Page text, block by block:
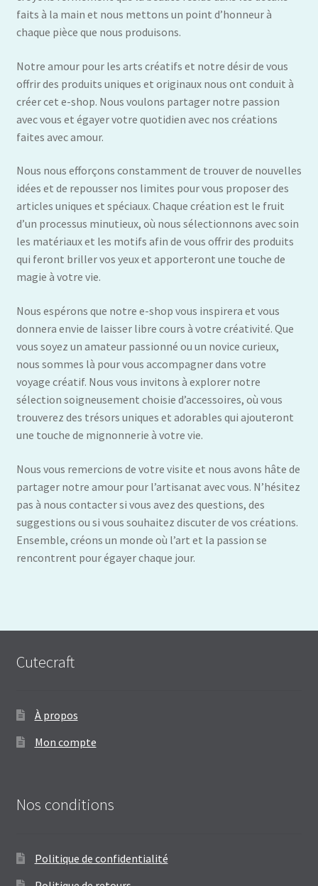
faits à la main et nous mettons un point d’honneur à
chaque pièce que nous produisons.
Notre amour pour les arts créatifs et notre désir de vous
offrir des produits uniques et originaux nous ont conduit à
créer cet e-shop. Nous voulons partager notre passion
avec vous et égayer votre quotidien avec nos créations
faites avec amour.
Nous nous efforçons constamment de trouver de nouvelles
idées et de repousser nos limites pour vous proposer des
articles uniques et spéciaux. Chaque création est le fruit
d’un processus minutieux, où nous sélectionnons avec soin
les matériaux et les motifs afin de vous offrir des produits
qui feront briller vos yeux et apporteront une touche de
magie à votre vie.
Nous espérons que notre e-shop vous inspirera et vous
donnera envie de laisser libre cours à votre créativité. Que
vous soyez un amateur passionné ou un novice curieux,
nous sommes là pour vous accompagner dans votre
voyage créatif. Nous vous invitons à explorer notre
sélection soigneusement choisie d’accessoires, où vous
trouverez des trésors uniques et adorables qui ajouteront
une touche de mignonnerie à votre vie.
Nous vous remercions de votre visite et nous avons hâte de
partager notre amour pour l’artisanat avec vous. N’hésitez
pas à nous contacter si vous avez des questions, des
suggestions ou si vous souhaitez discuter de vos créations.
Ensemble, créons un monde où l’art et la passion se
rencontrent pour égayer chaque jour.
Cutecraft
À propos
Mon compte
Nos conditions
Politique de confidentialité